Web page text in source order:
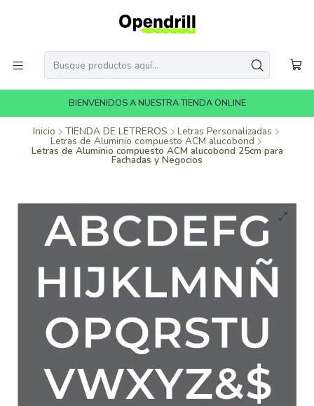
BIENVENIDOS A NUESTRA TIENDA ONLINE
Inicio TIENDA DE LETREROS Letras Personalizadas
Letras de Aluminio compuesto ACM alucobond
Letras de Aluminio compuesto ACM alucobond 25cm para
Fachadas y Negocios